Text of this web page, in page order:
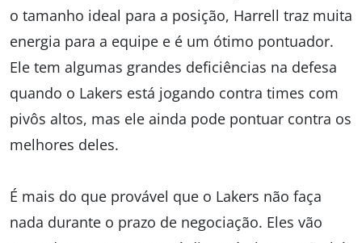
o tamanho ideal para a posição, Harrell traz muita
energia para a equipe e é um ótimo pontuador.
Ele tem algumas grandes deficiências na defesa
quando o Lakers está jogando contra times com
pivôs altos, mas ele ainda pode pontuar contra os
melhores deles.
É mais do que provável que o Lakers não faça
nada durante o prazo de negociação. Eles vão